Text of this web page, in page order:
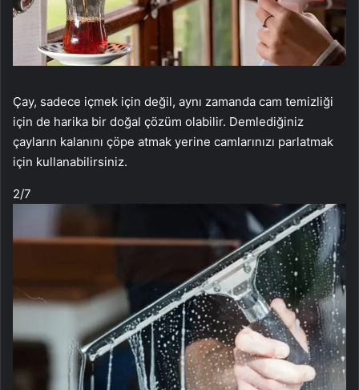
Çay, sadece içmek için değil, aynı zamanda cam temizliği
için de harika bir doğal çözüm olabilir. Demlediğiniz
çayların kalanını çöpe atmak yerine camlarınızı parlatmak
için kullanabilirsiniz.
2/7